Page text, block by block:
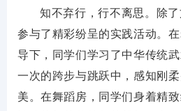
知不弃行，行不离思。除
参与了精彩纷呈的实践活动。
导下，同学们学习了中华传统
一次的跨步与跳跃中，感知刚
美。在舞蹈房，同学们身着精